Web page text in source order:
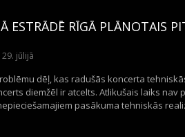
ESTRĀDĒ RĪGĀ PLĀNOTAIS
29. jūlijā
dēļ, kas radušās koncerta
diemžēl ir atcelts. Atlikušais laiks
pasākuma tehniskās